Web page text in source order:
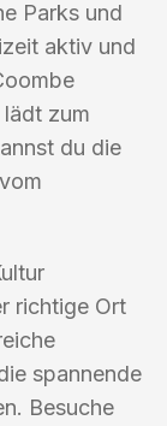
Parks und
aktiv und
zum
du die
richtige Ort
spannende
Besuche